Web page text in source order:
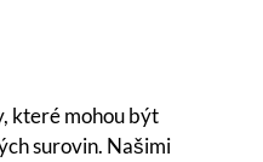
které mohou být
surovin. Našimi